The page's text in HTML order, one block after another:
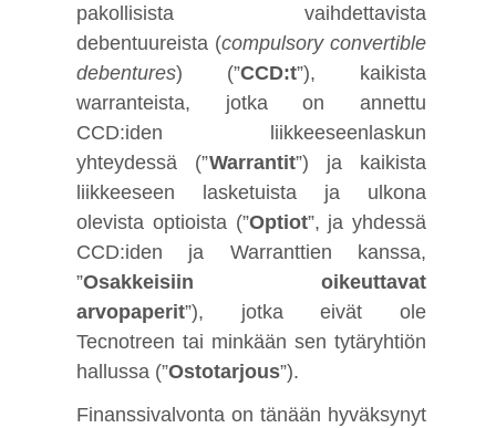
pakollisista vaihdettavista
debentuureista (compulsory convertible
debentures) (”CCD:t”), kaikista
warranteista, jotka on annettu
CCD:iden liikkeeseenlaskun
yhteydessä (”Warrantit”) ja kaikista
liikkeeseen lasketuista ja ulkona
olevista optioista (”Optiot”, ja yhdessä
CCD:iden ja Warranttien kanssa,
”Osakkeisiin oikeuttavat
arvopaperit”), jotka eivät ole
Tecnotreen tai minkään sen tytäryhtiön
hallussa (”Ostotarjous”).
Finanssivalvonta on tänään hyväksynyt